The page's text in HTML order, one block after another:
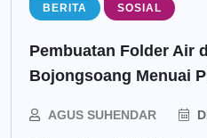
BERITA SOSIAL
Pembuatan Folder Air
Bojongsoang Menuai
AGUS SUHENDAR